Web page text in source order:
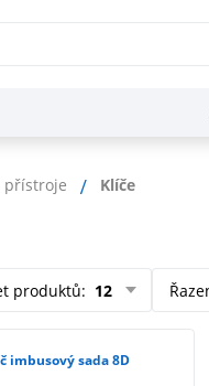
přístroje Klíče
produktů: 12
imbusový sada 8D